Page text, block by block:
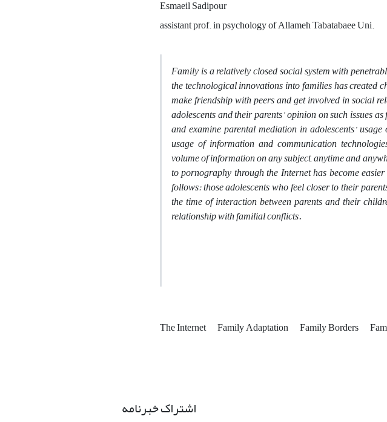
Esmaeil Sadipour
assistant prof. in psychology of Allameh Tabatabaee Uni.
Family is a relatively closed social system with
the technological innovations into families has created
make friendship with peers and get involved in social
adolescents and their parents’ opinion on such issues
and examine parental mediation in adolescents’
usage of information and communication
volume of information on any subject, anytime and
to pornography through the Internet has become
follows: those adolescents who feel closer to their
the time of interaction between parents and their
relationship with familial conflicts.
The Internet Family Adaptation Family Borders
اشتراک خبرنامه